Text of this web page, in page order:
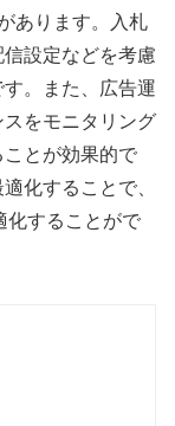
あります。入札
設定などを考慮
。また、広告運
をモニタリング
とが効果的で
化することで、
化することがで